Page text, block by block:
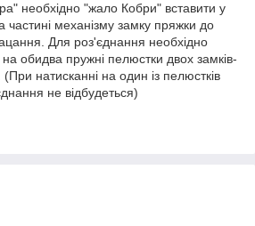
необхідно "жало Кобри" вставити у
частині механізму замку пряжки до
Для роз'єднання необхідно
обидва пружні пелюстки двох замків-
(При натисканні на один із пелюстків
не відбудеться)